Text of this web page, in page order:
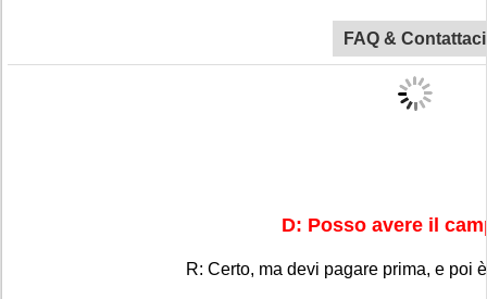
FAQ & Contattaci
D: Posso avere il
R: Certo, ma devi pagare prima, e poi